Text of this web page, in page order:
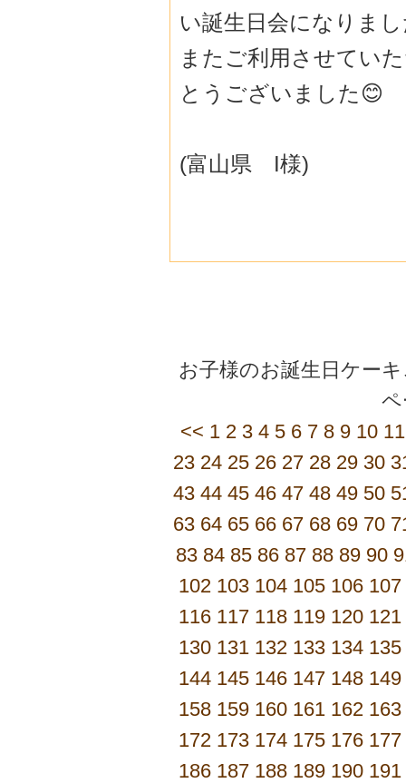
い誕生日会になりま
またご利用させてい
とうございました😊
(富山県 I様)
お子様のお誕生日ケー
<< 1 2 3 4 5 6 7 8 9 10 11
23 24 25 26 27 28 29 30
43 44 45 46 47 48 49 50
63 64 65 66 67 68 69 70
83 84 85 86 87 88 89 90
102 103 104 105 106 107
116 117 118 119 120 121
130 131 132 133 134 135
144 145 146 147 148 149
158 159 160 161 162 163
172 173 174 175 176 177
186 187 188 189 190 191